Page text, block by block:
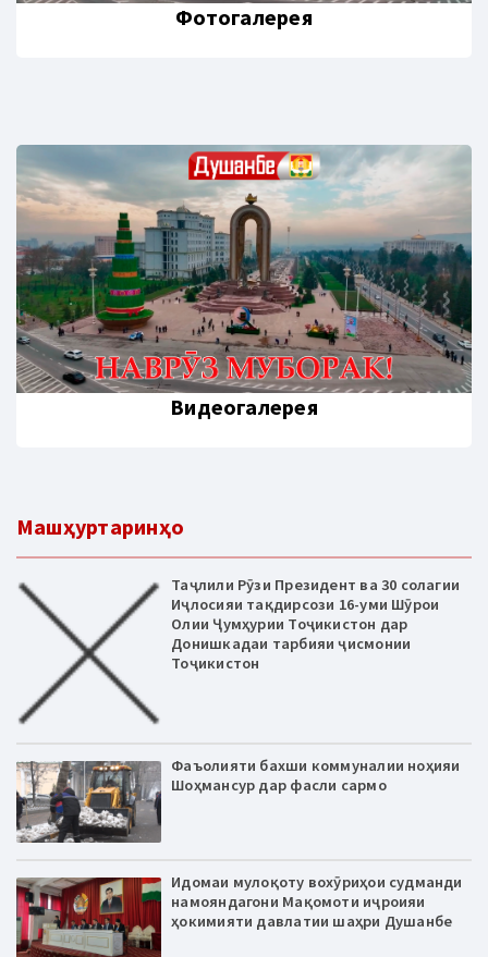
Фотогалерея
Видеогалерея
Машҳуртаринҳо
Таҷлили Рӯзи Президент ва 30 солагии
Иҷлосияи тақдирсози 16-уми Шӯрои
Олии Ҷумҳурии Тоҷикистон дар
Донишкадаи тарбияи ҷисмонии
Тоҷикистон
Фаъолияти бахши коммуналии ноҳияи
Шоҳмансур дар фасли сармо
Идомаи мулоқоту вохӯриҳои судманди
намояндагони Мақомоти иҷроияи
ҳокимияти давлатии шаҳри Душанбе